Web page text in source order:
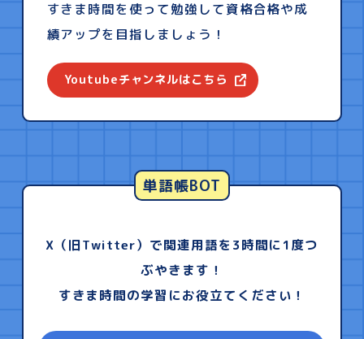
すきま時間を使って勉強して資格合格や成
績アップを目指しましょう！
Youtubeチャンネルはこちら
単語帳BOT
X（旧Twitter）で関連用語を3時間に1度つ
ぶやきます！
すきま時間の学習にお役立てください！